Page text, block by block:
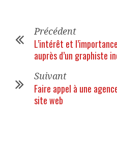
Précédent
L’intérêt et
auprès d’un graphiste
Suivant
Faire appel à une
site web